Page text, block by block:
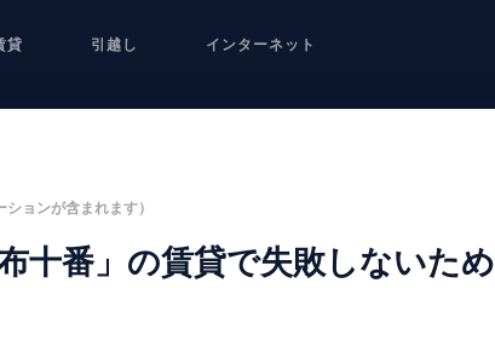
貸 引越し インターネット
ションが含まれます）
十番」の賃貸で失敗しないため